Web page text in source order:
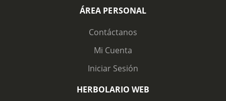
ÁREA PERSONAL
Contáctanos
Mi Cuenta
Iniciar Sesión
HERBOLARIO WEB